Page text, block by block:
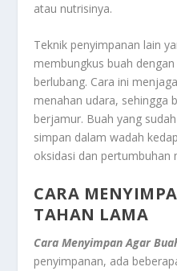
atau nutrisinya.
Teknik penyimpanan lain
membungkus buah
berlubang. Cara ini
menahan udara, sehingga
berjamur. Buah yang
simpan dalam wadah
oksidasi dan pertumbuhan
CARA
TAHAN LAMA
Cara Menyimpan Agar
penyimpanan, ada